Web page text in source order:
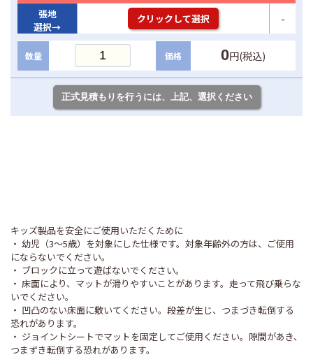
張地
選択→
クリックして選択 -
数量 価格 0円(税込)
キッズ製品を安全にご使用いただくために
・ 幼児（3～5歳）を対象にした仕様です。対象年齢外の方は、ご使用
にならないでください。
・ ブロックに立って遊ばないでください。
・ 床面により、マットが滑りやすいことがあります。走って飛び乗らな
いでください。
・ 凹凸のない床面に敷いてください。段差が生じ、つまづき転倒する
恐れがあります。
・ ジョイントシートでマットを固定してご使用ください。隙間があき、
つまずき転倒する恐れがあります。